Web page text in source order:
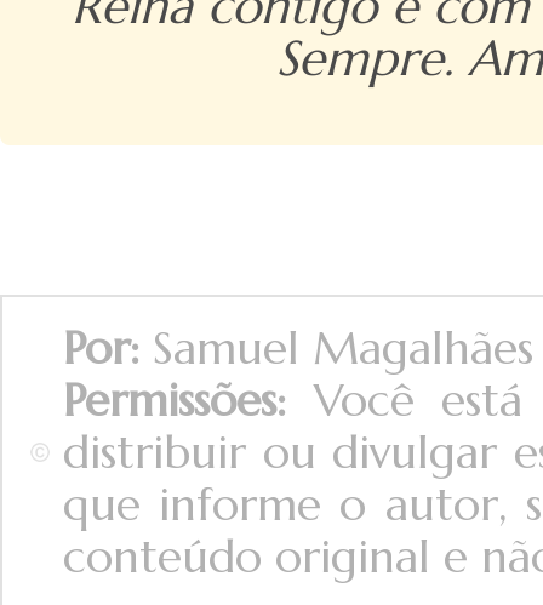
Sempre.
Por: Samuel Magalhães
Permissões: Você
distribuir ou divulgar
que informe o autor,
conteúdo original e